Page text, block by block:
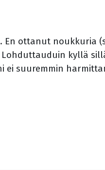
En ottanut noukkuria
Lohduttauduin kyllä
ei suuremmin